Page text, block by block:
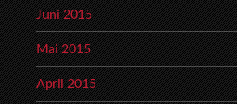
Juni 2015
Mai 2015
April 2015